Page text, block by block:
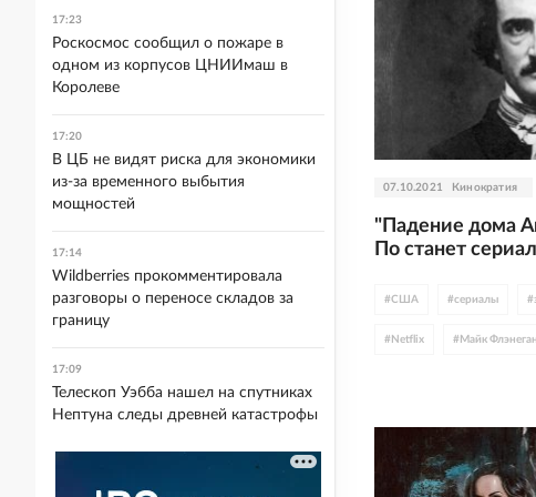
07.10.2021 Кинократия
"Падение дома
По станет
#США #сериалы #
# Netflix # Майк Флэнеган
17:23
Роскосмос сообщил о пожаре в
одном из корпусов ЦНИИмаш в
Королеве
17:20
В ЦБ не видят риска для экономики
из-за временного выбытия
мощностей
17:14
Wildberries прокомментировала
разговоры о переносе складов за
границу
17:09
Телескоп Уэбба нашел на спутниках
Нептуна следы древней катастрофы